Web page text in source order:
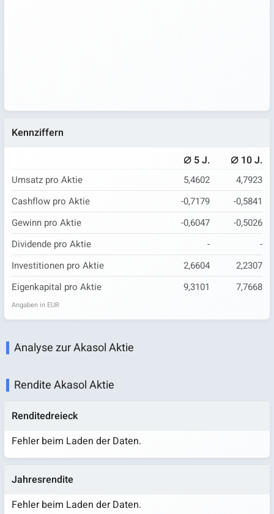
Kennziffern
⌀ 5 J. ⌀ 10 J.
Umsatz pro Aktie 5,4602
4,7923
Cashflow pro Aktie
-0,7179
-0,5841
Gewinn pro Aktie
-0,6047
-0,5026
Dividende pro Aktie
-
-
Investitionen pro Aktie
2,6604
2,2307
Eigenkapital pro Aktie
9,3101 7,7668
Angaben in EUR
Analyse zur Akasol Aktie
Rendite Akasol Aktie
Renditedreieck
Fehler beim Laden der Daten.
Jahresrendite
Fehler beim Laden der Daten.